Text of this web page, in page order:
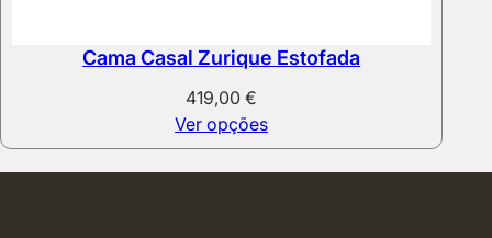
Cama Casal Zurique Estofada
419,00€
Ver opções